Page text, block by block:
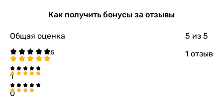
Как получить бонусы за отзывы
Общая оценка 5 из 5
1 отзыв
1
0